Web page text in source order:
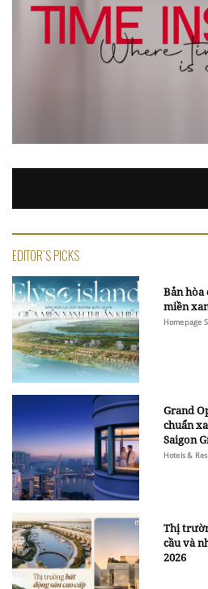
EDITOR'S PICKS
Bản hòa
miền
Homepage
Grand
chuẩn
Saigon
Hotels &
Thị
cầu và
2026